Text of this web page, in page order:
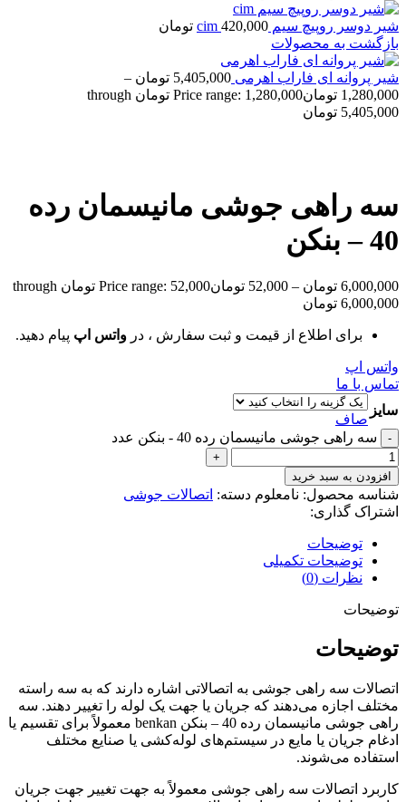
شیر دوسر روپیچ سیم cim 420,000
تومان
بازگشت به محصولات
شیر پروانه ای فاراب اهرمی 5,405,000 تومان –
1,280,000 تومان
Price range: 1,280,000 تومان through
5,405,000 تومان
سه راهی جوشی مانیسمان رده
40 – بنکن
6,000,000 تومان –
52,000 تومان
Price range: 52,000 تومان through
6,000,000 تومان
برای اطلاع از قیمت و ثبت سفارش ، در واتس اپ پیام دهید.
واتس اپ
تماس با ما
سایز
صاف
سه راهی جوشی مانیسمان رده 40 - بنکن عدد
افزودن به سبد خرید
شناسه محصول: نامعلوم دسته: اتصالات جوشی
اشتراک گذاری:
توضیحات
توضیحات تکمیلی
نظرات (0)
توضیحات
توضیحات
اتصالات سه راهی جوشی به اتصالاتی اشاره دارند که به سه راسته
مختلف اجازه می‌دهند که جریان یا جهت یک لوله را تغییر دهند. سه
راهی جوشی مانیسمان رده 40 – بنکن benkan معمولاً برای تقسیم یا
ادغام جریان یا مایع در سیستم‌های لوله‌کشی یا صنایع مختلف
استفاده می‌شوند.
کاربرد اتصالات سه راهی جوشی معمولاً به جهت تغییر جهت جریان